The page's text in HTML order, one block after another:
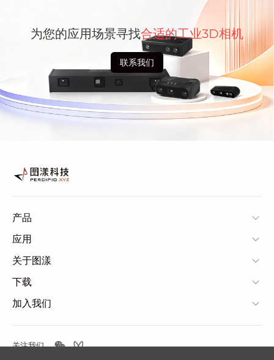
为您的应用场景寻找合适的工业3D相机
联系我们
产品
应用
关于图漾
下载
加入我们
关注我们